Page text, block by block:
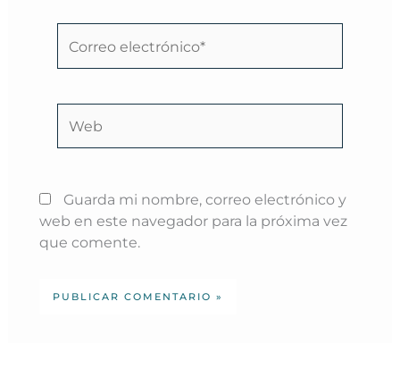
electrónico*
Guarda mi nombre, correo electrónico y
web en este navegador para la próxima vez
que comente.